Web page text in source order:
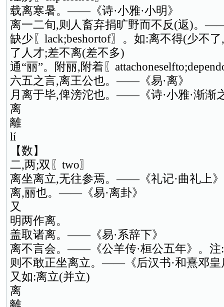
载离寒暑。——《诗·小雅·小明》
离一二旬,则人畜弃捐旷野而不反(返)。
缺少〖lack;beshortof〗。如:离不得(少不
了人才;差不离(差不多)
通“丽”。附丽,附着〖
六五之言,离王公也。——《易·离》
月离于毕,俾滂沱也。——《诗·小雅·渐渐
离
離
lí
【数】
二,两;双〖two〗
离坐离立,无往参焉。——《礼记·曲礼上》
离,丽也。——《易·离卦》
又
明两作离。
盖取诸离。——《易·系辞下》
离不言会。——《公羊传·桓公五年》。注
则不敢正坐离立。——《后汉书·和熹邓皇
又如:离立(并立)
离